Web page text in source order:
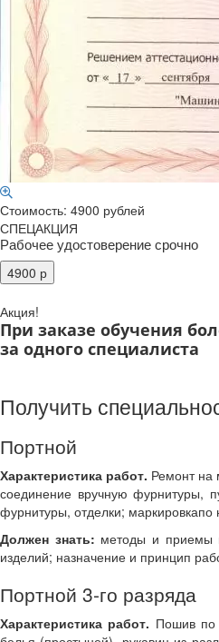
Стоимость: 4900 рублей
СПЕЦАКЦИЯ
Рабочее удостоверение срочно
Акция!
При заказе обучения
за одного специалиста
Получить
Портной
Характеристика работ. Ремонт на
соединение вручную фурнитуры,
фурнитуры, отделки;
Должен знать: методы и приемы
изделий; назначение и принцип
Портной 3-го разряда
Характеристика работ. Пошив по